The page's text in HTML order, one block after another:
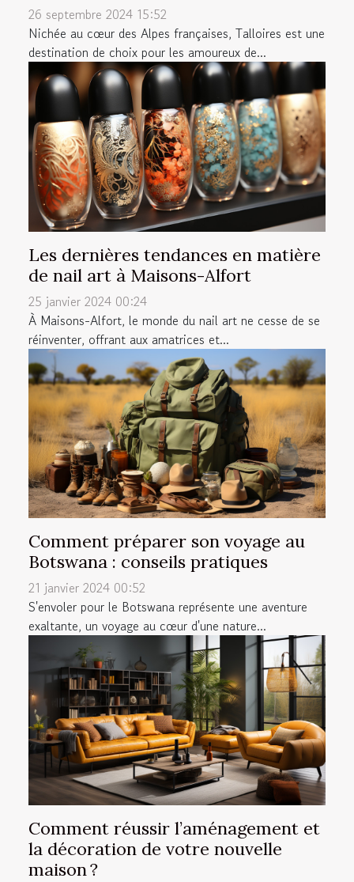
26 septembre 2024 15:52
Nichée au cœur des Alpes françaises, Talloires est une
destination de choix pour les amoureux de...
Les dernières tendances en matière
de nail art à Maisons-Alfort
25 janvier 2024 00:24
À Maisons-Alfort, le monde du nail art ne cesse de se
réinventer, offrant aux amatrices et...
Comment préparer son voyage au
Botswana : conseils pratiques
21 janvier 2024 00:52
S'envoler pour le Botswana représente une aventure
exaltante, un voyage au cœur d'une nature...
Comment réussir l’aménagement et
la décoration de votre nouvelle
maison ?